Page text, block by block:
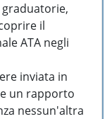
il
ATA negli
inviata in
un rapporto
nessun'altra